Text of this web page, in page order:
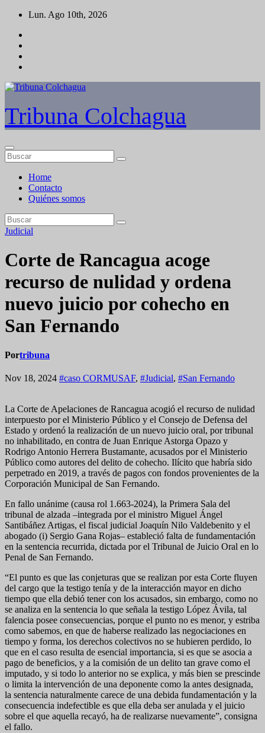
Saltar
contenido
Lun. Ago 10th, 2026
Tribuna Colchagua
Home
Contacto
Quiénes somos
Judicial
Corte de Rancagua acoge
recurso de nulidad y ordena
nuevo juicio por cohecho en
San Fernando
Portribuna
Nov 18, 2024 #caso CORMUSAF, #Judicial, #San Fernando
La Corte de Apelaciones de Rancagua acogió el recurso de nulidad
interpuesto por el Ministerio Público y el Consejo de Defensa del
Estado y ordenó la realización de un nuevo juicio oral, por tribunal
no inhabilitado, en contra de Juan Enrique Astorga Opazo y
Rodrigo Antonio Herrera Bustamante, acusados por el Ministerio
Público como autores del delito de cohecho. Ilícito que habría sido
perpetrado en 2019, a través de pagos con fondos provenientes de la
Corporación Municipal de San Fernando.
En fallo unánime (causa rol 1.663-2024), la Primera Sala del
tribunal de alzada –integrada por el ministro Miguel Ángel
Santibáñez Artigas, el fiscal judicial Joaquín Nilo Valdebenito y el
abogado (i) Sergio Gana Rojas– estableció falta de fundamentación
en la sentencia recurrida, dictada por el Tribunal de Juicio Oral en lo
Penal de San Fernando.
“El punto es que las conjeturas que se realizan por esta Corte fluyen
del cargo que la testigo tenía y de la interacción mayor en dicho
tiempo que ella debió tener con los acusados, sin embargo, como no
se analiza en la sentencia lo que señala la testigo López Ávila, tal
falencia posee consecuencias, porque el punto no es menor, y estriba
como sabemos, en que de haberse realizado las negociaciones en
tiempo y forma, los derechos colectivos no se hubieren perdido, lo
que en el caso resulta de esencial importancia, si es que se asocia a
pago de beneficios, y a la comisión de un delito tan grave como el
imputado, y si todo lo anterior no se explica, y más bien se prescinde
o limita la intervención de una deponente como la antes designada,
la sentencia naturalmente carece de una debida fundamentación y la
consecuencia indefectible es que ella deba ser anulada y el juicio
sobre el que aquella recayó, ha de realizarse nuevamente”, consigna
el fallo.